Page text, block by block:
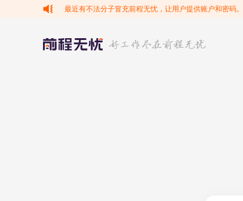
最近有不法分子冒充前程无忧，让用户提供账户和密码